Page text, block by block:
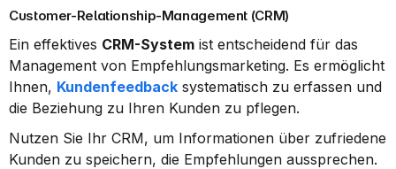
Customer-Relationship-Management (CRM)
Ein effektives CRM-System ist entscheidend für das
Management von Empfehlungsmarketing. Es ermöglicht
Ihnen, Kundenfeedback systematisch zu erfassen und
die Beziehung zu Ihren Kunden zu pflegen.
Nutzen Sie Ihr CRM, um Informationen über zufriedene
Kunden zu speichern, die Empfehlungen aussprechen.